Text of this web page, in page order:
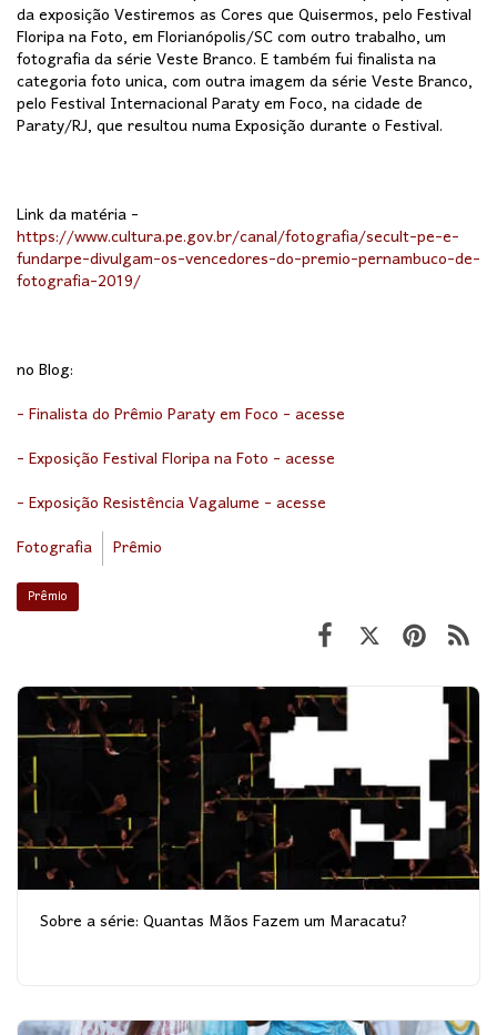
da exposição Vestiremos as Cores que Quisermos, pelo Festival
Floripa na Foto, em Florianópolis/SC com outro trabalho, um
fotografia da série Veste Branco. E também fui finalista na
categoria foto unica, com outra imagem da série Veste Branco,
pelo Festival Internacional Paraty em Foco, na cidade de
Paraty/RJ, que resultou numa Exposição durante o Festival.
Link da matéria -
https://www.cultura.pe.gov.br/canal/fotografia/secult-pe-e-
fundarpe-divulgam-os-vencedores-do-premio-pernambuco-de-
fotografia-2019/
no Blog:
- Finalista do Prêmio Paraty em Foco - acesse
- Exposição Festival Floripa na Foto - acesse
- Exposição Resistência Vagalume - acesse
Fotografia
Prêmio
Prêmio
Sobre a série: Quantas Mãos Fazem um Maracatu?